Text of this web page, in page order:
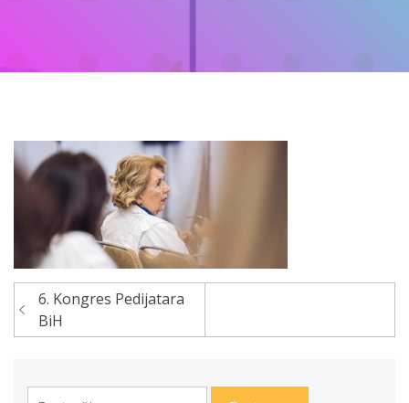
Navigacija
članaka
6. Kongres Pedijatara
BiH
Pretraga: